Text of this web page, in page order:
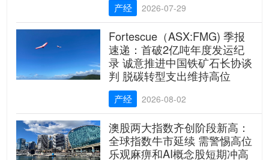
产经 2026-07-29
Fortescue（ASX:FMG) 季报
速递：首破2亿吨年度发运纪
录 诚意推进中国铁矿石长协谈
判 脱碳转型支出维持高位
产经 2026-08-02
澳股两大指数齐创阶段新高：
全球指数牛市延续 需警惕高位
乐观麻痹和AI概念股短期冲高